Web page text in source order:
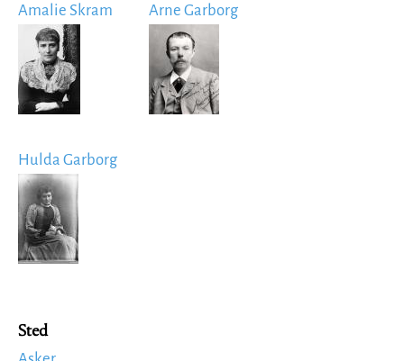
Amalie Skram
Image
Arne Garborg
Image
Hulda Garborg
Image
Sted